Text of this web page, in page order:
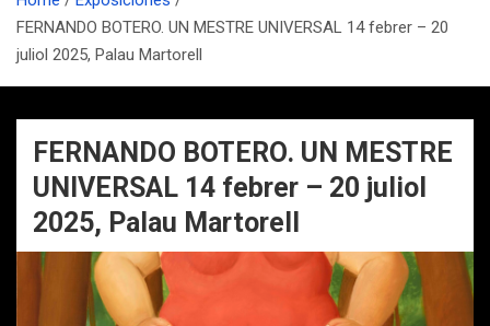
FERNANDO BOTERO. UN MESTRE UNIVERSAL 14 febrer – 20
juliol 2025, Palau Martorell
FERNANDO BOTERO. UN MESTRE
UNIVERSAL 14 febrer – 20 juliol
2025, Palau Martorell